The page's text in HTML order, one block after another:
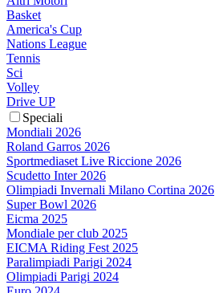
Basket
America's Cup
Nations League
Tennis
Sci
Volley
Drive UP
Speciali
Mondiali 2026
Roland Garros 2026
Sportmediaset Live Riccione 2026
Scudetto Inter 2026
Olimpiadi Invernali Milano Cortina 2026
Super Bowl 2026
Eicma 2025
Mondiale per club 2025
EICMA Riding Fest 2025
Paralimpiadi Parigi 2024
Olimpiadi Parigi 2024